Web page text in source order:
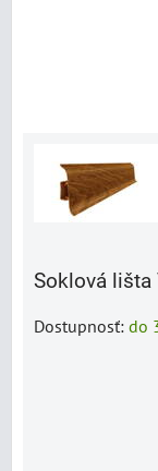
Soklová lišta
Dostupnosť: do